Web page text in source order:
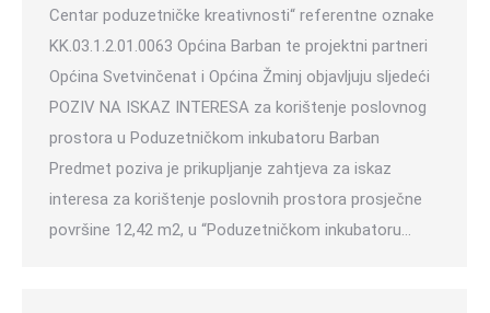
Centar poduzetničke kreativnosti“ referentne oznake
KK.03.1.2.01.0063 Općina Barban te projektni partneri
Općina Svetvinčenat i Općina Žminj objavljuju sljedeći
POZIV NA ISKAZ INTERESA za korištenje poslovnog
prostora u Poduzetničkom inkubatoru Barban
Predmet poziva je prikupljanje zahtjeva za iskaz
interesa za korištenje poslovnih prostora prosječne
površine 12,42 m2, u “Poduzetničkom inkubatoru…